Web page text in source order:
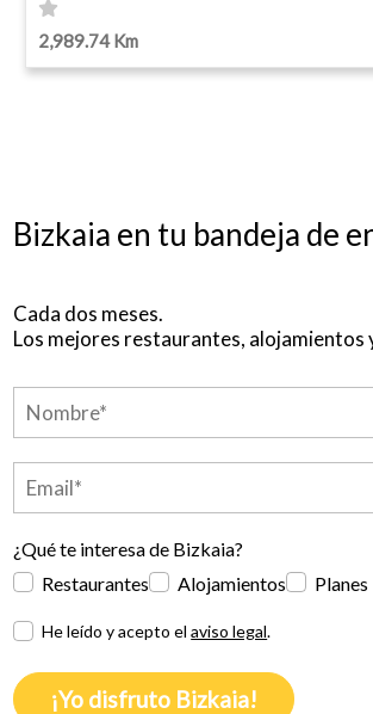
2,989.74 Km
Bizkaia en tu bandeja de
Cada dos meses.
Los mejores restaurantes, alojamientos
¿Qué te interesa de Bizkaia?
Restaurantes
Alojamientos Planes
He leído y acepto elaviso legal.
¡Yo disfruto Bizkaia!